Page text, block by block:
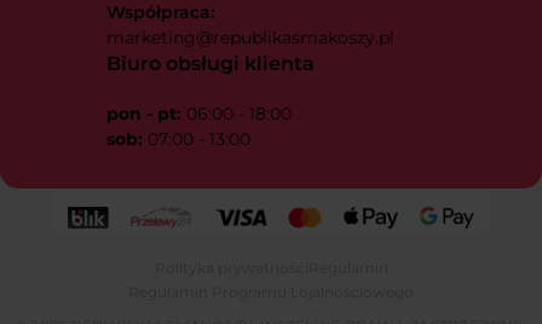
Współpraca:
marketing@republikasmakoszy.pl
Biuro obsługi klienta
pon - pt: 06:00 - 18:00
sob: 07:00 - 13:00